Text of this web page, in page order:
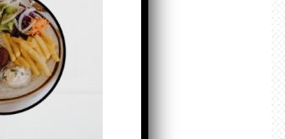
Autor:
Roldão